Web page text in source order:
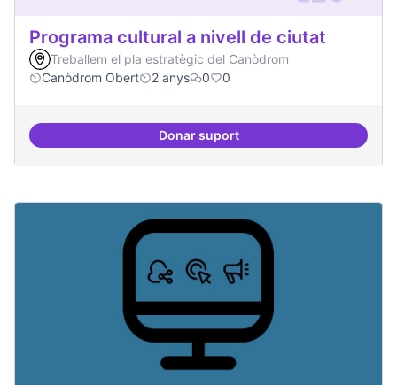
Programa cultural a nivell de ciutat
Treballem el pla estratègic del Canòdrom
Canòdrom Obert
2 anys 0 0
Donar suportPrograma cultural a nivell de